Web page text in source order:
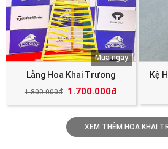
Lẵng Hoa Khai Trương
1.800.000đ 1.700.000đ
Mua ngay
Kệ
XEM THÊM HOA KHAI